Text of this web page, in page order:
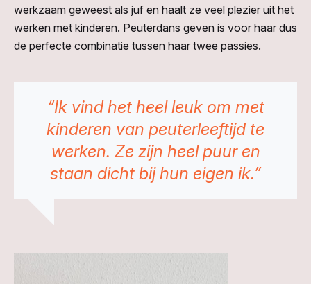
werkzaam geweest als juf en haalt ze veel plezier uit het
werken met kinderen. Peuterdans geven is voor haar dus
de perfecte combinatie tussen haar twee passies.
“Ik vind het heel leuk om met
kinderen van peuterleeftijd te
werken. Ze zijn heel puur en
staan dicht bij hun eigen ik.”